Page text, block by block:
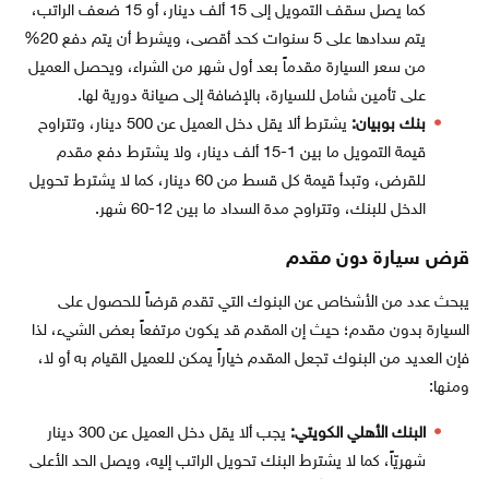
كما يصل سقف التمويل إلى 15 ألف دينار، أو 15 ضعف الراتب،
يتم سدادها على 5 سنوات كحد أقصى، ويشرط أن يتم دفع 20%
من سعر السيارة مقدماً بعد أول شهر من الشراء، ويحصل العميل
على تأمين شامل للسيارة، بالإضافة إلى صيانة دورية لها.
بنك بوبيان:
يشترط ألا يقل دخل العميل عن 500 دينار، وتتراوح
قيمة التمويل ما بين 1-15 ألف دينار، ولا يشترط دفع مقدم
للقرض، وتبدأ قيمة كل قسط من 60 دينار، كما لا يشترط تحويل
الدخل للبنك، وتتراوح مدة السداد ما بين 12-60 شهر.
قرض سيارة دون مقدم
يبحث عدد من الأشخاص عن البنوك التي تقدم قرضاً للحصول على
السيارة بدون مقدم؛ حيث إن المقدم قد يكون مرتفعاً بعض الشيء، لذا
فإن العديد من البنوك تجعل المقدم خياراً يمكن للعميل القيام به أو لا،
ومنها:
البنك الأهلي الكويتي:
يجب ألا يقل دخل العميل عن 300 دينار
شهريّاً، كما لا يشترط البنك تحويل الراتب إليه، ويصل الحد الأعلى